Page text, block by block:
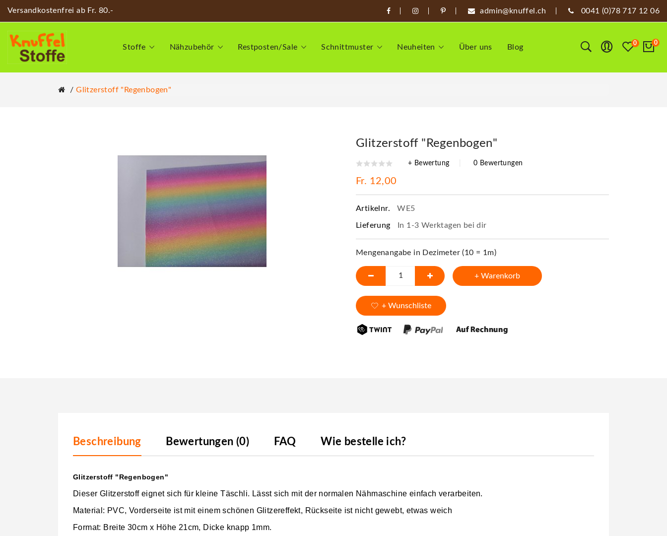
Versandkostenfrei ab Fr. 80.- admin@knuffel.ch 0041 (0)78 717 12 06
Stoffe Nähzubehör Restposten/Sale Schnittmuster Neuheiten Über uns Blog 0 0
Glitzerstoff "Regenbogen"
Glitzerstoff "Regenbogen"
+ Bewertung 0 Bewertungen
Fr. 12,00
Artikelnr. WE5
Lieferung In 1-3 Werktagen bei dir
Mengenangabe in Dezimeter (10 = 1m)
+ Warenkorb
+ Wunschliste
Beschreibung Bewertungen (0) FAQ Wie bestelle ich?
Glitzerstoff "Regenbogen"
Dieser Glitzerstoff eignet sich für kleine Täschli. Lässt sich mit der normalen Nähmaschine einfach verarbeiten.
Material: PVC, Vorderseite ist mit einem schönen Glitzereffekt, Rückseite ist nicht gewebt, etwas weich
Format: Breite 30cm x Höhe 21cm, Dicke knapp 1mm.